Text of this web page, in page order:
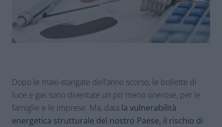
Dopo le maxi-stangate dell’anno scorso, le bollette di
luce e gas sono diventate un po’ meno onerose, per le
famiglie e le imprese. Ma, data la vulnerabilità
energetica strutturale del nostro Paese, il rischio di